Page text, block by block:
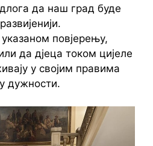
да наш град буде
повјерењу,
да дјеца током цијеле
у својим правима
дужности.